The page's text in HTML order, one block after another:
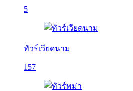
5
ทัวร์เวียดนาม
157